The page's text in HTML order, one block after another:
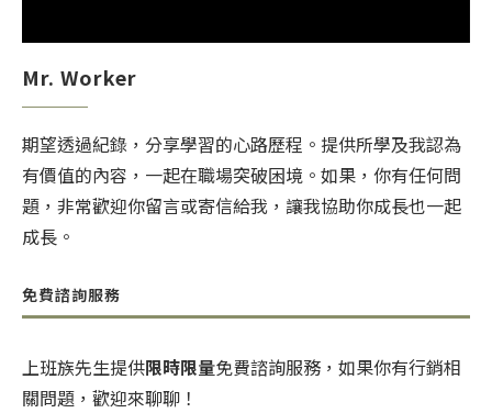
Mr. Worker
期望透過紀錄，分享學習的心路歷程。提供所學及我認為
有價值的內容，一起在職場突破困境。如果，你有任何問
題，非常歡迎你留言或寄信給我，讓我協助你成長也一起
成長。
免費諮詢服務
上班族先生提供限時限量免費諮詢服務，如果你有行銷相
關問題，歡迎來聊聊！